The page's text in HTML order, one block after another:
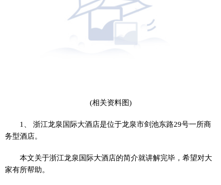
(相关资料图)
1、 浙江龙泉国际大酒店是位于龙泉市剑池东路29号一所商
务型酒店。
本文关于浙江龙泉国际大酒店的简介就讲解完毕，希望对大
家有所帮助。